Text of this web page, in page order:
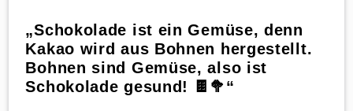
„Schokolade ist ein Gemüse, denn
Kakao wird aus Bohnen hergestellt.
Bohnen sind Gemüse, also ist
Schokolade gesund! 🍫🥦“